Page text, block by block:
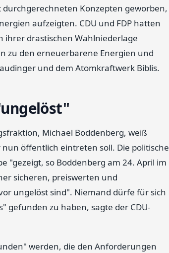
Konzepten geworben,
aufzeigten. CDU und FDP hatten
ihrer drastischen Wahlniederlage
zu den erneuerbarene Energien und
und dem Atomkraftwerk Biblis.
Michael Boddenberg, weiß
öffentlich eintreten soll. Die politische
"gezeigt, so Boddenberg am 24. April im
sicheren, preiswerten und
ungelöst sind". Niemand dürfe für sich
gefunden zu haben, sagte der CDU-
werden, die den Anforderungen